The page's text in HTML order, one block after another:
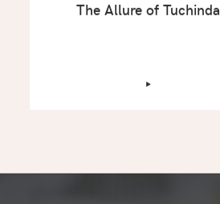
The Allure of Tuchinda
‣